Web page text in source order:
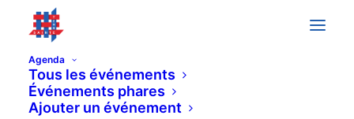
Agenda
Tous les événements
Événements phares
Ajouter un événement
All Day